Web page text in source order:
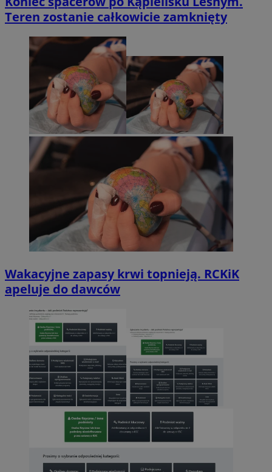
Teren zostanie całkowicie zamknięty
Wakacyjne zapasy krwi topnieją. RCKiK
apeluje do dawców